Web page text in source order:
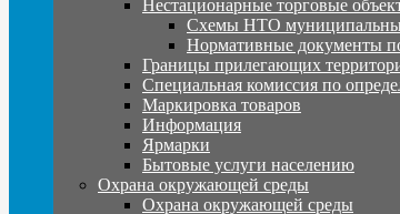
Нестационарные торговые
Схемы НТО
Нормативные документы
Границы прилегающих
Специальная комиссия по
Маркировка товаров
Информация
Ярмарки
Бытовые услуги населению
Охрана окружающей среды
Охрана окружающей среды